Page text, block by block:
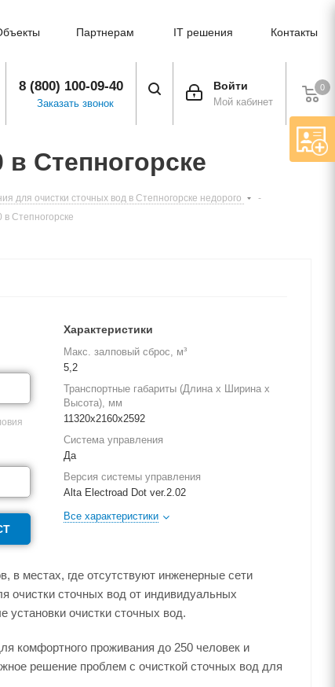
Партнерам IT решения Контакты
0
Войти
Мой кабинет
8 (800) 100-09-40
Заказать звонок
Степногорске
для очистки сточных вод в Степногорске недорого
-
Степногорске
Характеристики
Макс. залповый сброс, м³
5,2
Транспортные габариты (Длина х Ширина х
Высота), мм
11320х2160х2592
Система управления
Да
Версия системы управления
Alta Electroad Dot ver.2.02
Все характеристики
в местах, где отсутствуют инженерные сети
очистки сточных вод от индивидуальных
установки очистки сточных вод.
комфортного проживания до 250 человек и
решение проблем с очисткой сточных вод для